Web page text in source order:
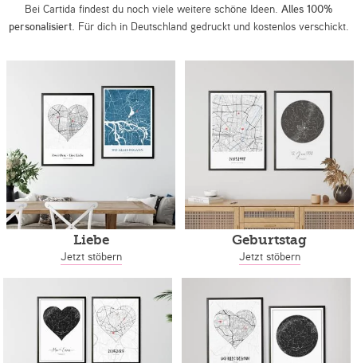
Bei Cartida findest du noch viele weitere schöne Ideen. Alles 100%
personalisiert. Für dich in Deutschland gedruckt und kostenlos verschickt.
Liebe
Jetzt stöbern
Geburtstag
Jetzt stöbern